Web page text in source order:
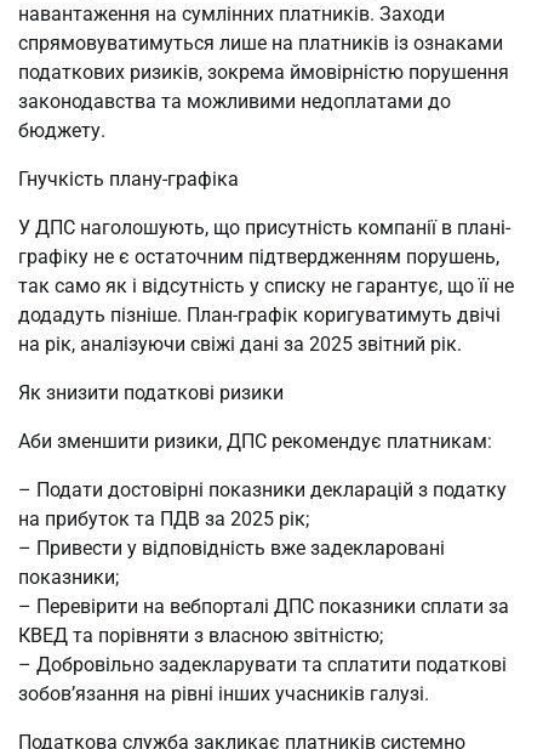
навантаження на сумлінних платників. Заходи
спрямовуватимуться лише на платників із ознаками
податкових ризиків, зокрема ймовірністю порушення
законодавства та можливими недоплатами до
бюджету.
Гнучкість плану-графіка
У ДПС наголошують, що присутність компанії в плані-
графіку не є остаточним підтвердженням порушень,
так само як і відсутність у списку не гарантує, що її не
додадуть пізніше. План-графік коригуватимуть двічі
на рік, аналізуючи свіжі дані за 2025 звітний рік.
Як знизити податкові ризики
Аби зменшити ризики, ДПС рекомендує платникам:
– Подати достовірні показники декларацій з податку
на прибуток та ПДВ за 2025 рік;
– Привести у відповідність вже задекларовані
показники;
– Перевірити на вебпорталі ДПС показники сплати за
КВЕД та порівняти з власною звітністю;
– Добровільно задекларувати та сплатити податкові
зобов’язання на рівні інших учасників галузі.
Податкова служба закликає платників системно